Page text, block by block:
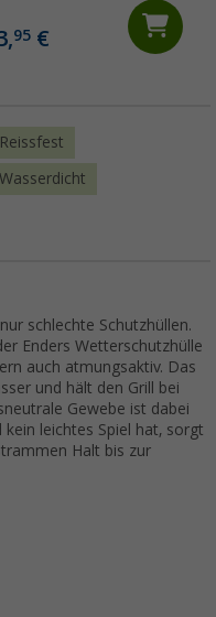
95€
Reissfest
Wasserdicht
schlechte Schutzhüllen.
Enders Wetterschutzhülle
auch atmungsaktiv. Das
und hält den Grill bei
Gewebe ist dabei
leichtes Spiel hat, sorgt
Halt bis zur